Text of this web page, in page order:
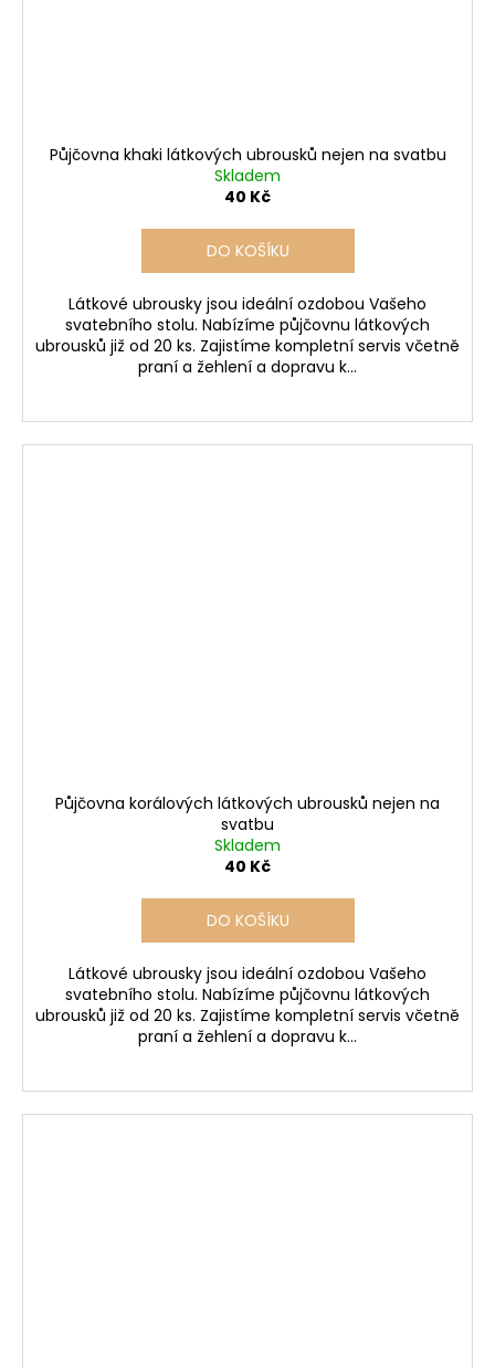
Půjčovna khaki látkových ubrousků nejen na svatbu
Skladem
40 Kč
DO KOŠÍKU
Látkové ubrousky jsou ideální ozdobou Vašeho
svatebního stolu. Nabízíme půjčovnu látkových
ubrousků již od 20 ks. Zajistíme kompletní servis včetně
praní a žehlení a dopravu k...
Půjčovna korálových látkových ubrousků nejen na
svatbu
Skladem
40 Kč
DO KOŠÍKU
Látkové ubrousky jsou ideální ozdobou Vašeho
svatebního stolu. Nabízíme půjčovnu látkových
ubrousků již od 20 ks. Zajistíme kompletní servis včetně
praní a žehlení a dopravu k...